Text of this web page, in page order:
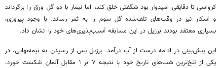
کرواسی تا دقایقی امیدوار بود شگفتی خلق کند، اما نیمار با دو گل ورق را برگرداند
و اسکار نیز در وقت‌های تلف‌شده گل سوم را به ثمر رساند. با وجود پیروزی،
بسیاری معتقد بودند برزیل در این مسابقه آسیب‌پذیری‌های خود را نشان داد.
این پیش‌بینی در ادامه درست از آب درآمد. برزیل پس از رسیدن به نیمه‌نهایی، در
یکی از تلخ‌ترین شب‌های تاریخ خود با نتیجه ۷ بر ۱ مقابل آلمان شکست خورد.